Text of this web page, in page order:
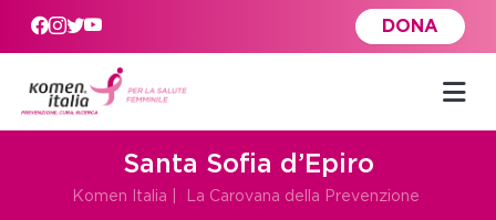
Skip to main content
DONA
Santa Sofia d’Epiro
Komen Italia La Carovana della Prevenzione